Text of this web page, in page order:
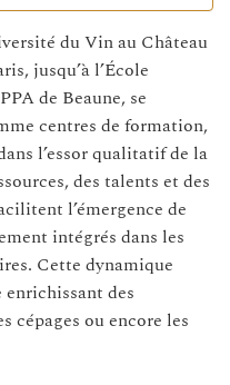
du Vin au Château
jusqu’à l’École
de Beaune, se
centres de formation,
l’essor qualitatif de la
des talents et des
l’émergence de
intégrés dans les
Cette dynamique
des
cépages ou encore les